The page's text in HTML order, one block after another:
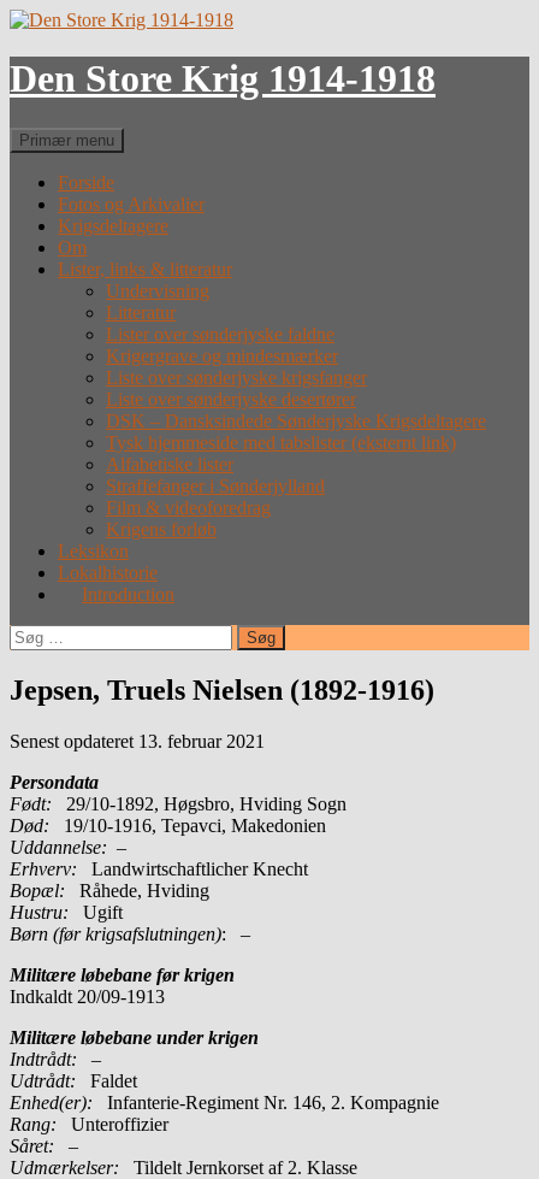
Hop
indhold
Den Store Krig 1914-1918
Søg
Primær menu
Forside
Fotos og Arkivalier
Krigsdeltagere
Om
Lister, links & litteratur
Undervisning
Litteratur
Lister over sønderjyske faldne
Krigergrave og mindesmærker
Liste over sønderjyske krigsfanger
Liste over sønderjyske desertører
DSK – Dansksindede Sønderjyske Krigsdeltagere
Tysk hjemmeside med tabslister (eksternt link)
Alfabetiske lister
Straffefanger i Sønderjylland
Film & videoforedrag
Krigens forløb
Leksikon
Lokalhistorie
Introduction
Søg
efter:
Jepsen, Truels Nielsen (1892-1916)
Senest opdateret 13. februar 2021
Persondata
Født: 29/10-1892, Høgsbro, Hviding Sogn
Død: 19/10-1916, Tepavci, Makedonien
Uddannelse: –
Erhverv: Landwirtschaftlicher Knecht
Bopæl: Råhede, Hviding
Hustru: Ugift
Børn (før krigsafslutningen): –
Militære løbebane før krigen
Indkaldt 20/09-1913
Militære løbebane under krigen
Indtrådt: –
Udtrådt: Faldet
Enhed(er):
Infanterie-Regiment Nr. 146, 2. Kompagnie
Rang:
Unteroffizier
Såret: –
Udmærkelser: Tildelt Jernkorset af 2. Klasse